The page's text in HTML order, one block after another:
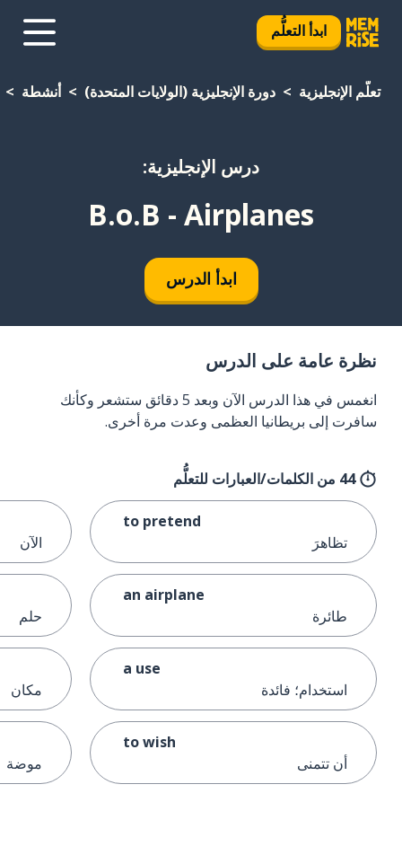
ابدأ التعلُّم
تعلَّم الإنجليزية دورة الإنجليزية (الولايات المتحدة) أنشطة
درس الإنجليزية:
B.o.B - Airplanes
ابدأ الدرس
نظرة عامة على الدرس
انغمس في هذا الدرس الآن وبعد 5 دقائق ستشعر وكأنك
سافرت إلى بريطانيا العظمى وعدت مرة أخرى.
44 من الكلمات/العبارات للتعلُّم
to pretend
تظاهرَ
an airplane
طائرة
a use
استخدام؛ فائدة
to wish
أن تتمنى
الآن
حلم
مكان
موضة